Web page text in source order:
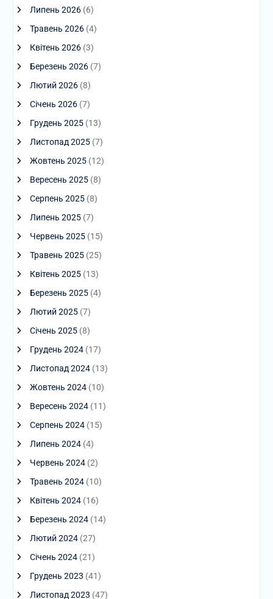
Липень 2026(6)
Травень 2026(4)
Квітень 2026(3)
Березень 2026(7)
Лютий 2026(8)
Січень 2026(7)
Грудень 2025(13)
Листопад 2025(7)
Жовтень 2025(12)
Вересень 2025(8)
Серпень 2025(8)
Липень 2025(7)
Червень 2025(15)
Травень 2025(25)
Квітень 2025(13)
Березень 2025(4)
Лютий 2025(7)
Січень 2025(8)
Грудень 2024(17)
Листопад 2024(13)
Жовтень 2024(10)
Вересень 2024(11)
Серпень 2024(15)
Липень 2024(4)
Червень 2024(2)
Травень 2024(10)
Квітень 2024(16)
Березень 2024(14)
Лютий 2024(27)
Січень 2024(21)
Грудень 2023 (41)
Листопад 2023 (47)